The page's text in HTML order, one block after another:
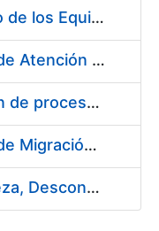
Servicio de Mantenimiento de los Equipos de Transporte de Cargas y Elevación para Fábrica de Papel
Contratación del Servicio de Atención al Público en la Tienda del Museo Casa de la Moneda, de la Fábrica Nacional de Moneda y Timbre-Real Casa de la Moneda
Servicio de automatización de procesos, de la Fábrica Nacional de Moneda y Timbre-Real Casa de la Moneda
Contratación del Servicio de Migración del Sistema ACSFE a Opentext
Servicio de Lavado, Limpieza, Descontaminación y Desinfección de la Ropa de Trabajo del Personal de la FNMT-RCM